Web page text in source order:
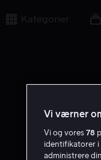
Kategorier
Vi værner
Vi og vores 78
identifikatorer i
administrere